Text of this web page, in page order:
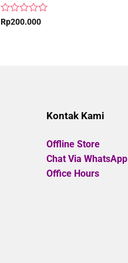
Rated
Rp200.000
Kontak Kami
Offline Store
Chat Via WhatsApp
Office Hours